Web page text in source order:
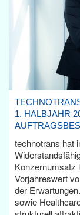
1. HALBJAHR
technotrans hat
Konzernumsatz
Vorjahreswert
der
sowie